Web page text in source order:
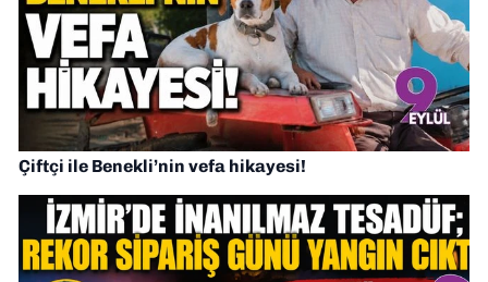
Çiftçi ile Benekli’nin vefa hikayesi!